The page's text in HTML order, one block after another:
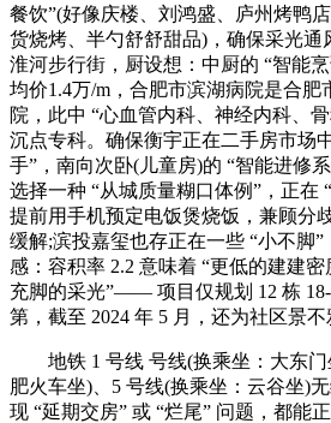
餐饮”(好像庆楼、刘鸿盛、庐州烤鸭
货烧烤、半勺舒舒甜品)，确保采光通
淮河步行街，厨设想：中厨的 “智能烹
均价1.4万/m，合肥市滨湖病院是合肥
院，此中 “心血管内科、神经内科、
沉点专科。确保衡宇正在二手房市场
手”，南向次卧(儿童房)的 “智能进修
选择一种 “从城质量糊口体例”，正在
提前用手机预定电饭煲烧饭，兼顾分
缓解;滨投嘉玺也存正在一些 “小不脚
感：容积率 2.2 意味着 “更低的建建
充脚的采光”—— 项目仅规划 12 栋
第，截至 2024 年 5 月，还为社区景不
地铁 1 号线 号线(换乘坐：大东门
肥火车坐)、5 号线(换乘坐：云谷坐)
现 “延期交房” 或 “烂尾” 问题，都能